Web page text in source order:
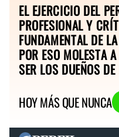
EL EJERCICIO DEL
PROFESIONAL Y
FUNDAMENTAL DE
POR ESO MOLESTA
SER LOS DUEÑOS
HOY MÁS QUE NUNCA